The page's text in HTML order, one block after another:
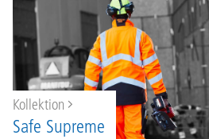
Kollektion
Safe Supreme